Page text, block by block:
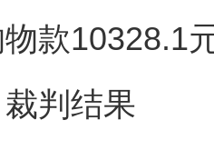
款10328.1
判结果